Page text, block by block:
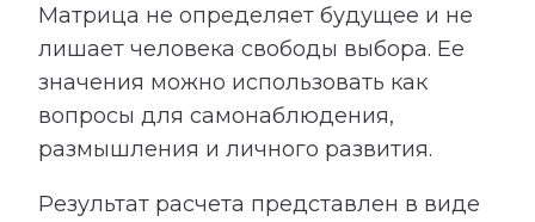
Матрица не определяет будущее и не
лишает человека свободы выбора. Ее
значения можно использовать как
вопросы для самонаблюдения,
размышления и личного развития.
Результат расчета представлен в виде